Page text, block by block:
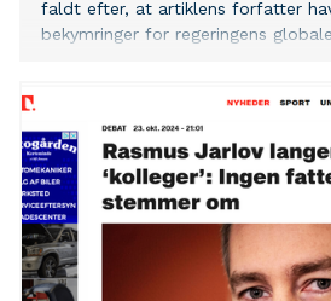
faldt efter, at artiklens forfatter
bekymringer for regeringens